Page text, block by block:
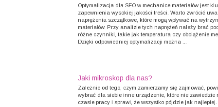
Optymalizacja dla SEO w mechanice materiałów jest
zapewnienia wysokiej jakości treści. Warto zwrócić
naprężenia szczątkowe, które mogą wpływać na
materiałów. Przy analizie tych naprężeń należy brać
różne czynniki, takie jak temperatura czy obciążenie
Dzięki odpowiedniej optymalizacji można ...
Jaki mikroskop dla nas?
Zależnie od tego, czym zamierzamy się zajmować,
wybrać dla siebie inne urządzenie, które nie zawiedzie
czasie pracy i sprawi, że wszystko pójdzie jak najlepiej.